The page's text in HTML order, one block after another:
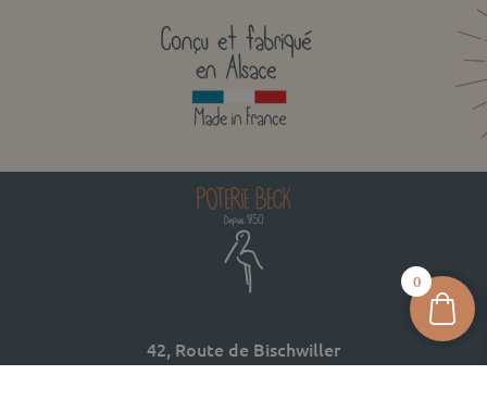
42, Route de Bischwiller
0